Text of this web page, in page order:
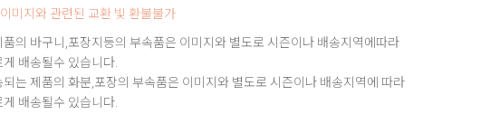
미지와 관련된 교환 빛 환불불가
품의 바구니,포장지등의 부속품은 이미지와 별도로 시즌이나 배송지역에따라
게 배송될수 있습니다.
되는 제품의 화분,포장의 부속품은 이미지와 별도로 시즌이나 배송지역에 따라
게 배송될수 있습니다.